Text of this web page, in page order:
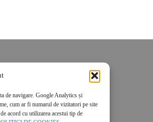
de navigare. Google Analytics și
cum ar fi numarul de vizitatori pe site
acord cu utilizarea acestui tip de